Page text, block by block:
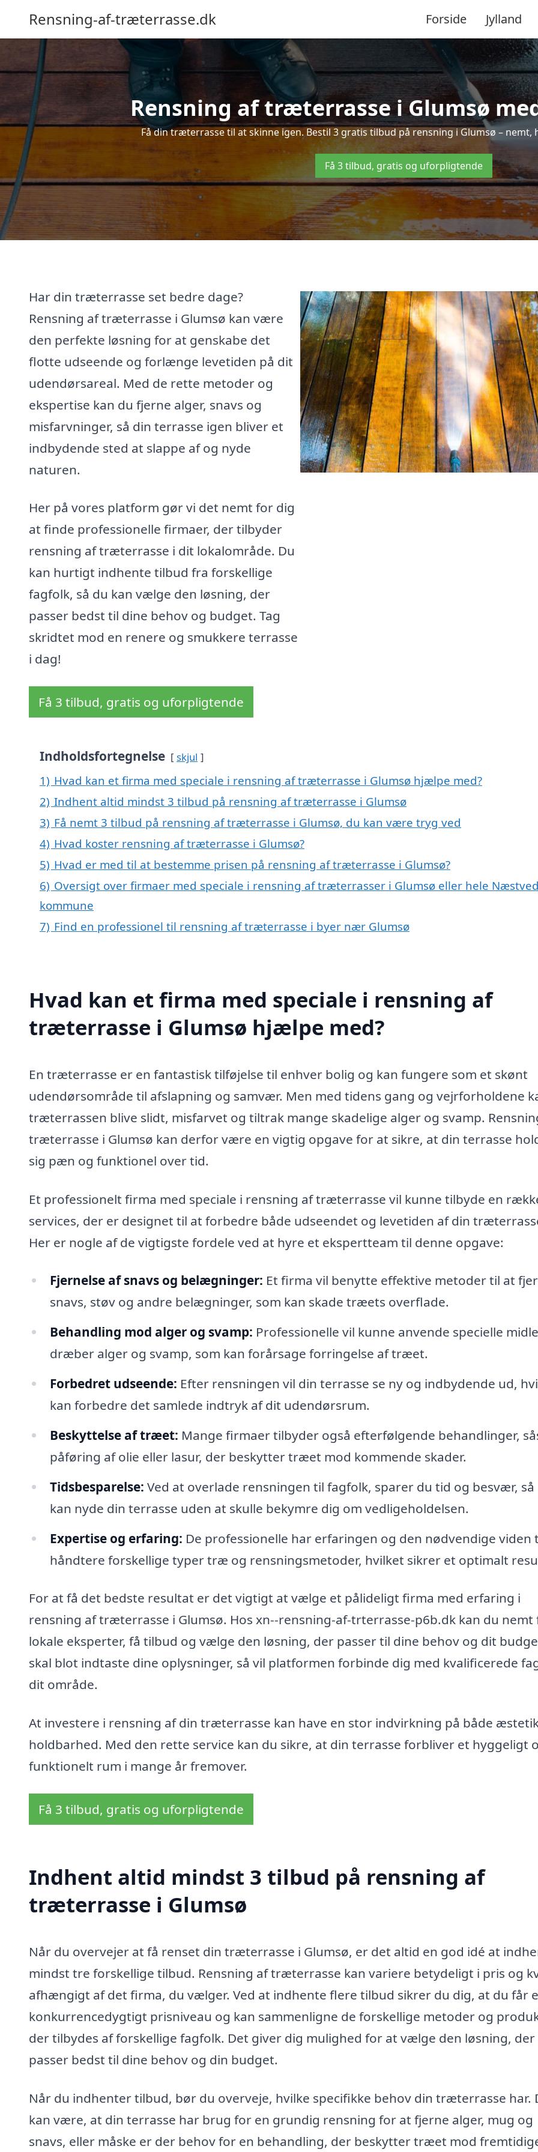
Rensning-af-træterrasse.dk Forside Jylland
Rensning af træterrasse i Glumsø
Få din træterrasse til at skinne igen. Bestil 3 gratis tilbud på rensning i Glumsø –
Få 3 tilbud, gratis og uforpligtende
Har din træterrasse set bedre dage?
Rensning af træterrasse i Glumsø kan være
den perfekte løsning for at genskabe det
flotte udseende og forlænge levetiden på dit
udendørsareal. Med de rette metoder og
ekspertise kan du fjerne alger, snavs og
misfarvninger, så din terrasse igen bliver et
indbydende sted at slappe af og nyde
naturen.
Her på vores platform gør vi det nemt for dig
at finde professionelle firmaer, der tilbyder
rensning af træterrasse i dit lokalområde. Du
kan hurtigt indhente tilbud fra forskellige
fagfolk, så du kan vælge den løsning, der
passer bedst til dine behov og budget. Tag
skridtet mod en renere og smukkere terrasse
i dag!
Få 3 tilbud, gratis og uforpligtende
Indholdsfortegnelse skjul
1) Hvad kan et firma med speciale i rensning af træterrasse i Glumsø hjælpe med?
2) Indhent altid mindst 3 tilbud på rensning af træterrasse i Glumsø
3) Få nemt 3 tilbud på rensning af træterrasse i Glumsø, du kan være tryg ved
4) Hvad koster rensning af træterrasse i Glumsø?
5) Hvad er med til at bestemme prisen på rensning af træterrasse i Glumsø?
6) Oversigt over firmaer med speciale i rensning af træterrasser i Glumsø eller hele
kommune
7) Find en professionel til rensning af træterrasse i byer nær Glumsø
Hvad kan et firma med speciale i rensning af
træterrasse i Glumsø hjælpe med?
En træterrasse er en fantastisk tilføjelse til enhver bolig og kan fungere som et skønt
udendørsområde til afslapning og samvær. Men med tidens gang og vejrforholdene
træterrassen blive slidt, misfarvet og tiltrak mange skadelige alger og svamp.
træterrasse i Glumsø kan derfor være en vigtig opgave for at sikre, at din terrasse
sig pæn og funktionel over tid.
Et professionelt firma med speciale i rensning af træterrasse vil kunne tilbyde en
services, der er designet til at forbedre både udseendet og levetiden af din
Her er nogle af de vigtigste fordele ved at hyre et ekspertteam til denne opgave:
Fjernelse af snavs og belægninger: Et firma vil benytte effektive metoder til at
snavs, støv og andre belægninger, som kan skade træets overflade.
Behandling mod alger og svamp: Professionelle vil kunne anvende specielle
dræber alger og svamp, som kan forårsage forringelse af træet.
Forbedret udseende: Efter rensningen vil din terrasse se ny og indbydende ud,
kan forbedre det samlede indtryk af dit udendørsrum.
Beskyttelse af træet: Mange firmaer tilbyder også efterfølgende behandlinger,
påføring af olie eller lasur, der beskytter træet mod kommende skader.
Tidsbesparelse: Ved at overlade rensningen til fagfolk, sparer du tid og besvær, så
kan nyde din terrasse uden at skulle bekymre dig om vedligeholdelsen.
Expertise og erfaring: De professionelle har erfaringen og den nødvendige viden
håndtere forskellige typer træ og rensningsmetoder, hvilket sikrer et optimalt
For at få det bedste resultat er det vigtigt at vælge et pålideligt firma med erfaring i
rensning af træterrasse i Glumsø. Hos xn--rensning-af-trterrasse-p6b.dk kan du nemt
lokale eksperter, få tilbud og vælge den løsning, der passer til dine behov og dit
skal blot indtaste dine oplysninger, så vil platformen forbinde dig med kvalificerede
dit område.
At investere i rensning af din træterrasse kan have en stor indvirkning på både
holdbarhed. Med den rette service kan du sikre, at din terrasse forbliver et hyggeligt
funktionelt rum i mange år fremover.
Få 3 tilbud, gratis og uforpligtende
Indhent altid mindst 3 tilbud på rensning af
træterrasse i Glumsø
Når du overvejer at få renset din træterrasse i Glumsø, er det altid en god idé at
mindst tre forskellige tilbud. Rensning af træterrasse kan variere betydeligt i pris og
afhængigt af det firma, du vælger. Ved at indhente flere tilbud sikrer du dig, at du får
konkurrencedygtigt prisniveau og kan sammenligne de forskellige metoder og
der tilbydes af forskellige fagfolk. Det giver dig mulighed for at vælge den løsning, der
passer bedst til dine behov og din budget.
Når du indhenter tilbud, bør du overveje, hvilke specifikke behov din træterrasse har.
kan være, at din terrasse har brug for en grundig rensning for at fjerne alger, mug og
snavs, eller måske er der behov for en behandling, der beskytter træet mod